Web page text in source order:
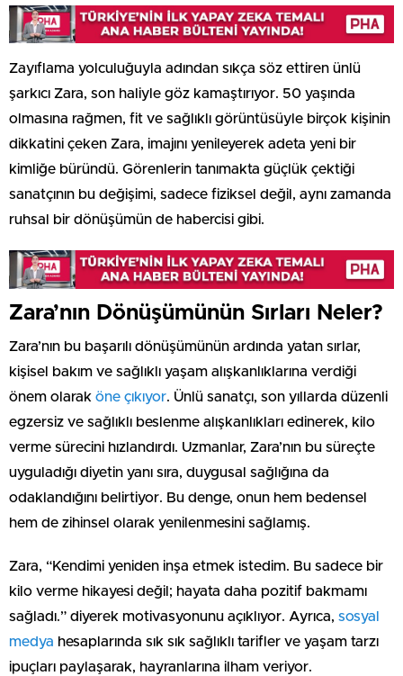
Zayıflama yolculuğuyla adından sıkça söz ettiren ünlü
şarkıcı Zara, son haliyle göz kamaştırıyor. 50 yaşında
olmasına rağmen, fit ve sağlıklı görüntüsüyle birçok kişinin
dikkatini çeken Zara, imajını yenileyerek adeta yeni bir
kimliğe büründü. Görenlerin tanımakta güçlük çektiği
sanatçının bu değişimi, sadece fiziksel değil, aynı zamanda
ruhsal bir dönüşümün de habercisi gibi.
Zara’nın Dönüşümünün Sırları Neler?
Zara’nın bu başarılı dönüşümünün ardında yatan sırlar,
kişisel bakım ve sağlıklı yaşam alışkanlıklarına verdiği
önem olarak öne çıkıyor. Ünlü sanatçı, son yıllarda düzenli
egzersiz ve sağlıklı beslenme alışkanlıkları edinerek, kilo
verme sürecini hızlandırdı. Uzmanlar, Zara’nın bu süreçte
uyguladığı diyetin yanı sıra, duygusal sağlığına da
odaklandığını belirtiyor. Bu denge, onun hem bedensel
hem de zihinsel olarak yenilenmesini sağlamış.
Zara, “Kendimi yeniden inşa etmek istedim. Bu sadece bir
kilo verme hikayesi değil; hayata daha pozitif bakmamı
sağladı.” diyerek motivasyonunu açıklıyor. Ayrıca, sosyal
medya hesaplarında sık sık sağlıklı tarifler ve yaşam tarzı
ipuçları paylaşarak, hayranlarına ilham veriyor.